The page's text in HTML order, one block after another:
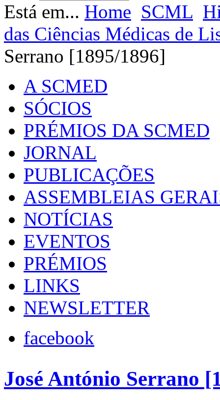
Está em... Home SCML
das Ciências Médicas de
Serrano [1895/1896]
A SCMED
SÓCIOS
PRÉMIOS DA SCMED
JORNAL
PUBLICAÇÕES
ASSEMBLEIAS
NOTÍCIAS
EVENTOS
PRÉMIOS
LINKS
NEWSLETTER
facebook
José António Serrano